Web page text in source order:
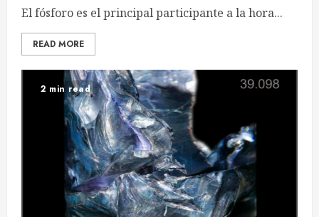
El fósforo es el principal participante a la hora...
READ MORE
2 min read